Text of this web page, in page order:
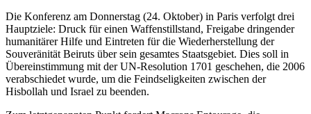
Die Konferenz am Donnerstag (24. Oktober) in Paris verfolgt drei
Hauptziele: Druck für einen Waffenstillstand, Freigabe dringender
humanitärer Hilfe und Eintreten für die Wiederherstellung der
Souveränität Beiruts über sein gesamtes Staatsgebiet. Dies soll in
Übereinstimmung mit der UN-Resolution 1701 geschehen, die 2006
verabschiedet wurde, um die Feindseligkeiten zwischen der
Hisbollah und Israel zu beenden.